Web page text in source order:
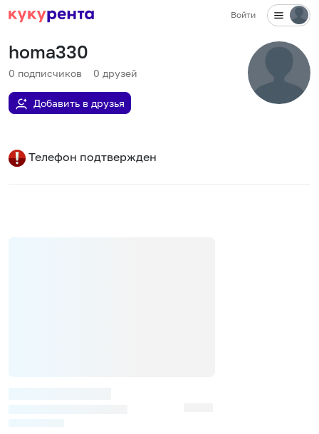
Войти
homa330
0 подписчиков 0 друзей
Добавить в друзья
Телефон подтвержден